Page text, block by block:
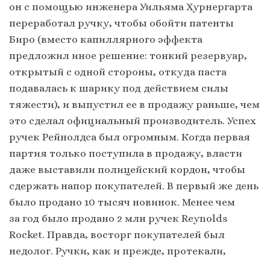
он с помощью инженера Уильяма Хурнергарта
переработал ручку, чтобы обойти патенты
Биро (вместо капиллярного эффекта
предложил иное решение: тонкий резервуар,
открытый с одной стороны, откуда паста
подавалась к шарику под действием силы
тяжести), и выпустил ее в продажу раньше, чем
это сделал официальный производитель. Успех
ручек Рейнолдса был огромным. Когда первая
партия только поступила в продажу, власти
даже выставили полицейский кордон, чтобы
сдержать напор покупателей. В первый же день
было продано 10 тысяч новинок. Менее чем
за год было продано 2 млн ручек Reynolds
Rocket. Правда, восторг покупателей был
недолог. Ручки, как и прежде, протекали,